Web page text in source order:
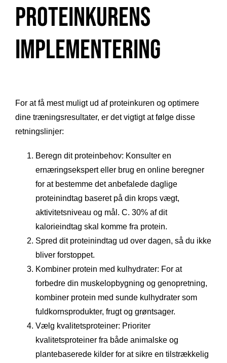
Proteinkurens
Implementering
For at få mest muligt ud af proteinkuren og optimere
dine træningsresultater, er det vigtigt at følge disse
retningslinjer:
Beregn dit proteinbehov: Konsulter en
ernæringsekspert eller brug en online beregner
for at bestemme det anbefalede daglige
proteinindtag baseret på din krops vægt,
aktivitetsniveau og mål. C. 30% af dit
kalorieindtag skal komme fra protein.
Spred dit proteinindtag ud over dagen, så du ikke
bliver forstoppet.
Kombiner protein med kulhydrater: For at
forbedre din muskelopbygning og genopretning,
kombiner protein med sunde kulhydrater som
fuldkornsprodukter, frugt og grøntsager.
Vælg kvalitetsproteiner: Prioriter
kvalitetsproteiner fra både animalske og
plantebaserede kilder for at sikre en tilstrækkelig